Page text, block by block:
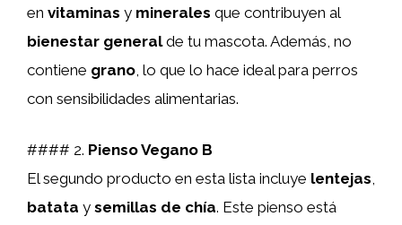
en vitaminas y minerales que contribuyen al
bienestar generalde tu mascota. Además, no
contiene grano , lo que lo hace ideal para perros
con sensibilidades alimentarias.
#### 2. Pienso Vegano B
El segundo producto en esta lista incluye lentejas,
batata y semillas de chía. Este pienso está